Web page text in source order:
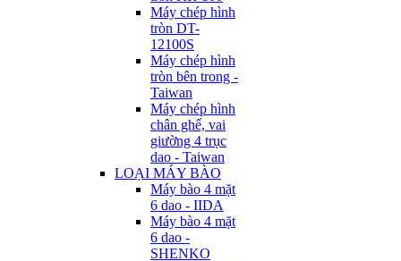
Máy chép hình
tròn DT-
12100S
Máy chép hình
tròn bên trong -
Taiwan
Máy chép hình
chân ghế, vai
giường 4 trục
dao - Taiwan
LOẠI MÁY BÀO
Máy bào 4 mặt
6 dao - IIDA
Máy bào 4 mặt
6 dao -
SHENKO